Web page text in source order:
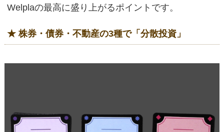
Welplaの最高に盛り上がるポイントです。
★ 株券・債券・不動産の3種で「分散投資」